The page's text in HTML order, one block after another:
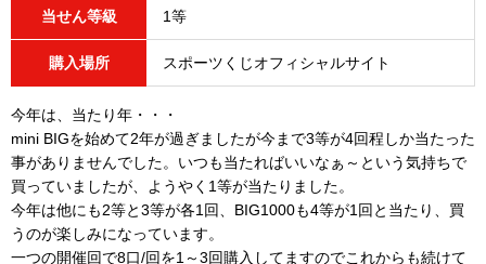
当せん等級 1等
購入場所 スポーツくじオフィシャルサイト
今年は、当たり年・・・
mini BIGを始めて2年が過ぎましたが今まで3等が4回程しか当たった
事がありませんでした。いつも当たればいいなぁ～という気持ちで
買っていましたが、ようやく1等が当たりました。
今年は他にも2等と3等が各1回、BIG1000も4等が1回と当たり、買
うのが楽しみになっています。
一つの開催回で8口/回を1～3回購入してますのでこれからも続けて